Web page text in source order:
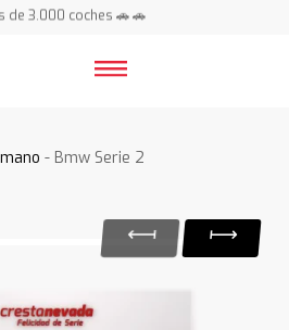
de 3.000 coches 🚗 🚗
- Bmw Serie 2